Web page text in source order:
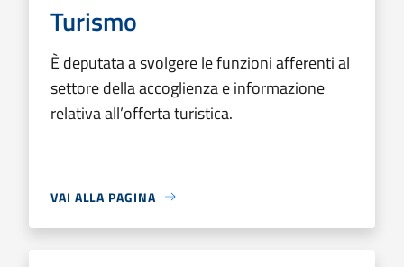
Turismo
È deputata a svolgere le funzioni afferenti al
settore della accoglienza e informazione
relativa all’offerta turistica.
VAI ALLA PAGINA